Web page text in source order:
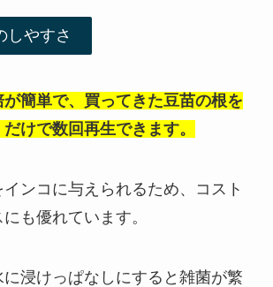
しやすさ
簡単で、買ってきた豆苗の根を
けで数回再生できます。
ンコに与えられるため、コスト
も優れています。
浸けっぱなしにすると雑菌が繁